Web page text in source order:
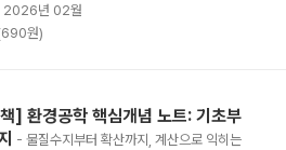
2026년 02월
원)
] 환경공학 핵심개념 노트: 기초부
- 물질수지부터 확산까지, 계산으로 익히는